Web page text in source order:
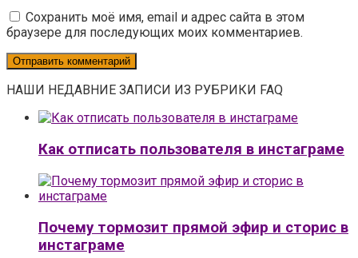
Сохранить моё имя, email и адрес сайта в этом
браузере для последующих моих комментариев.
НАШИ НЕДАВНИЕ ЗАПИСИ ИЗ РУБРИКИ FAQ
Как отписать пользователя в инстаграме
Почему тормозит прямой эфир и сторис в
инстаграме